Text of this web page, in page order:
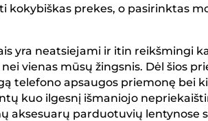
kokybiškas prekes, o pasirinktas
yra neatsiejami ir itin reikšmingi
vienas mūsų žingsnis. Dėl šios
telefono apsaugos priemonę bei
kuo ilgesnį išmaniojo
aksesuarų parduotuvių